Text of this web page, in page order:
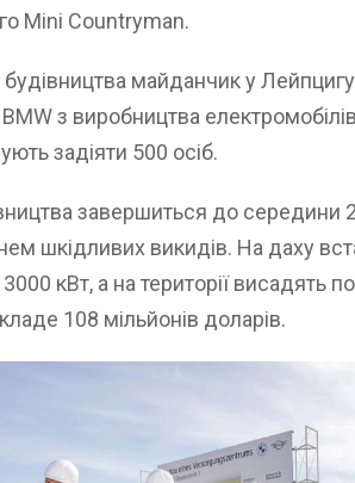
Mini Countryman.
майданчик у
з виробництва
задіяти 500 осіб.
завершиться до середини
шкідливих викидів. На даху
кВт, а на території висадять
108 мільйонів доларів.